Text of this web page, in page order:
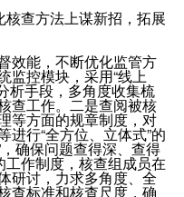
查方法上谋新招，拓展
能，不断优化监管方
监控模块，采用“线上
析手段，多角度收集梳
查工作。二是查阅被核
等方面的规章制度，对
行“全方位、立体式”的
确保问题查得深、查得
工作制度，核查组成员在
研讨，力求多角度、全
查标准和核查尺度，确